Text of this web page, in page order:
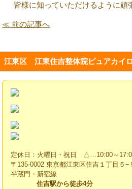
皆様に知っていただけるように頑
≪ 前の記事へ
江東区 江東住吉整体院ピュアカイ
定休日：火曜日・祝日 △…10:00～
〒135-0002 東京都江東区住吉１丁目５−
半蔵門・新宿線
住吉駅から徒歩4分